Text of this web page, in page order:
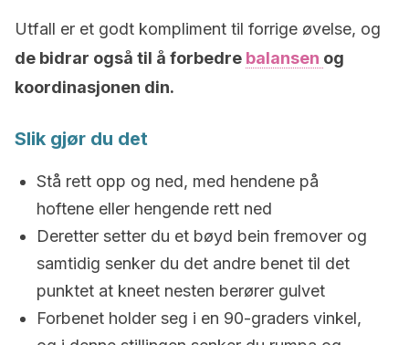
Utfall er et godt kompliment til forrige øvelse, og
de bidrar også til å forbedre balansen og
koordinasjonen din.
Slik gjør du det
Stå rett opp og ned, med hendene på
hoftene eller hengende rett ned
Deretter setter du et bøyd bein fremover og
samtidig senker du det andre benet til det
punktet at kneet nesten berører gulvet
Forbenet holder seg i en 90-graders vinkel,